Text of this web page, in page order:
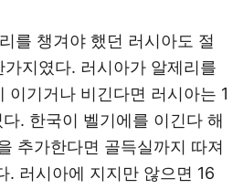
를 챙겨야 했던 러시아도 절
지였다. 러시아가 알제리를
이기거나 비긴다면 러시아는 1
. 한국이 벨기에를 이긴다 해
추가한다면 골득실까지 따져
. 러시아에 지지만 않으면 16